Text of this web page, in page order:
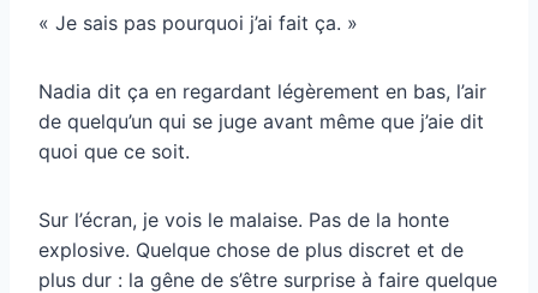
« Je sais pas pourquoi j’ai fait ça. »
Nadia dit ça en regardant légèrement en bas, l’air
de quelqu’un qui se juge avant même que j’aie dit
quoi que ce soit.
Sur l’écran, je vois le malaise. Pas de la honte
explosive. Quelque chose de plus discret et de
plus dur : la gêne de s’être surprise à faire quelque